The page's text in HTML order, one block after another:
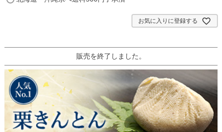
お気に入りに登録する
販売を終了しました。